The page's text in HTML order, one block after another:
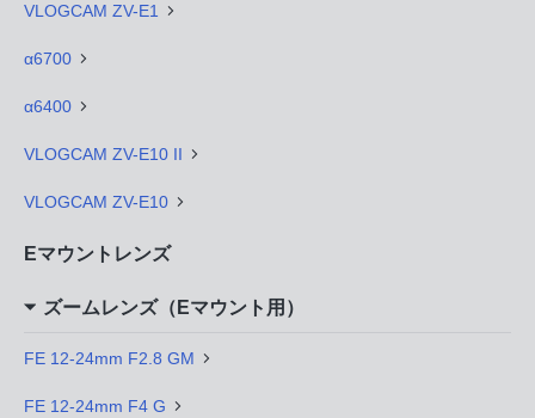
VLOGCAM ZV-E1
α6700
α6400
VLOGCAM ZV-E10 II
VLOGCAM ZV-E10
Eマウントレンズ
ズームレンズ（Eマウント用）
FE 12-24mm F2.8 GM
FE 12-24mm F4 G